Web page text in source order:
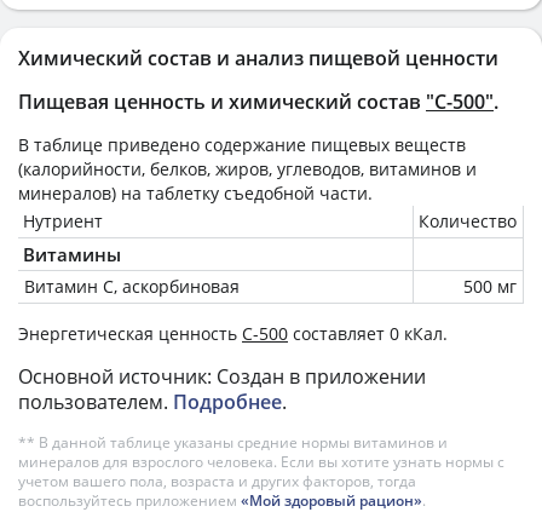
Химический состав и анализ пищевой ценности
Пищевая ценность и химический состав "C-500".
В таблице приведено содержание пищевых веществ
(калорийности, белков, жиров, углеводов, витаминов и
минералов) на таблетку съедобной части.
Нутриент
Количество
Витамины
Витамин C, аскорбиновая 500 мг
Энергетическая ценность C-500 составляет 0 кКал.
Основной источник: Создан в приложении
пользователем. Подробнее.
** В данной таблице указаны средние нормы витаминов и
минералов для взрослого человека. Если вы хотите узнать нормы с
учетом вашего пола, возраста и других факторов, тогда
воспользуйтесь приложением «Мой здоровый рацион».